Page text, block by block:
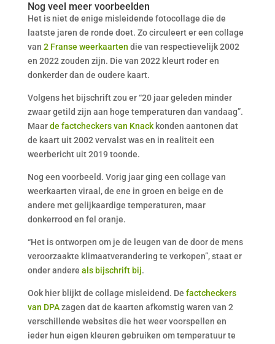
Nog veel meer voorbeelden
Het is niet de enige misleidende fotocollage die de
laatste jaren de ronde doet. Zo circuleert er een collage
van 2 Franse weerkaarten die van respectievelijk 2002
en 2022 zouden zijn. Die van 2022 kleurt roder en
donkerder dan de oudere kaart.
Volgens het bijschrift zou er “20 jaar geleden minder
zwaar getild zijn aan hoge temperaturen dan vandaag”.
Maarde factcheckers van Knackkonden aantonen dat
de kaart uit 2002 vervalst was en in realiteit een
weerbericht uit 2019 toonde.
Nog een voorbeeld. Vorig jaar ging een collage van
weerkaarten viraal, de ene in groen en beige en de
andere met gelijkaardige temperaturen, maar
donkerrood en fel oranje.
“Het is ontworpen om je de leugen van de door de mens
veroorzaakte klimaatverandering te verkopen”, staat er
onder andere als bijschrift bij.
Ook hier blijkt de collage misleidend. De factcheckers
van DPAzagen dat de kaarten afkomstig waren van 2
verschillende websites die het weer voorspellen en
ieder hun eigen kleuren gebruiken om temperatuur te